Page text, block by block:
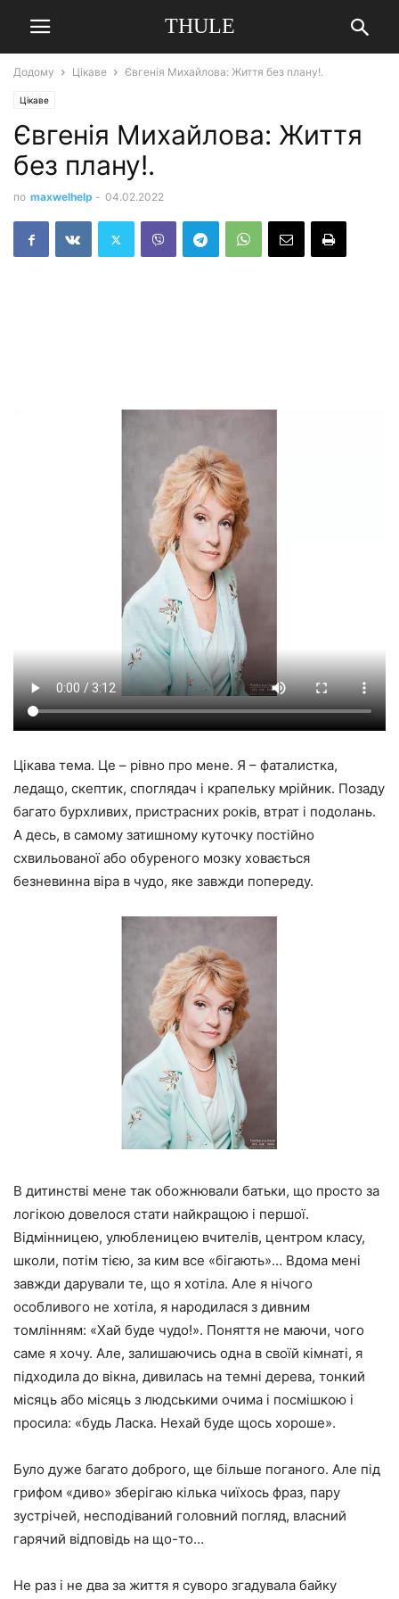
THULE
Додому Цікаве Євгенія Михайлова: Життя без плану!.
Цікаве
Євгенія Михайлова: Життя
без плану!.
по maxwelhelp - 04.02.2022
Цікава тема. Це – рівно про мене. Я – фаталистка,
ледащо, скептик, споглядач і крапельку мрійник. Позаду
багато бурхливих, пристрасних років, втрат і подолань.
А десь, в самому затишному куточку постійно
схвильованої або обуреного мозку ховається
безневинна віра в чудо, яке завжди попереду.
В дитинстві мене так обожнювали батьки, що просто за
логікою довелося стати найкращою і першої.
Відмінницею, улюбленицею вчителів, центром класу,
школи, потім тією, за ким все «бігають»… Вдома мені
завжди дарували те, що я хотіла. Але я нічого
особливого не хотіла, я народилася з дивним
томлінням: «Хай буде чудо!». Поняття не маючи, чого
саме я хочу. Але, залишаючись одна в своїй кімнаті, я
підходила до вікна, дивилась на темні дерева, тонкий
місяць або місяць з людськими очима і посмішкою і
просила: «будь Ласка. Нехай буде щось хороше».
Було дуже багато доброго, ще більше поганого. Але під
грифом «диво» зберігаю кілька чиїхось фраз, пару
зустрічей, несподіваний головний погляд, власний
гарячий відповідь на що-то…
Не раз і не два за життя я суворо згадувала байку